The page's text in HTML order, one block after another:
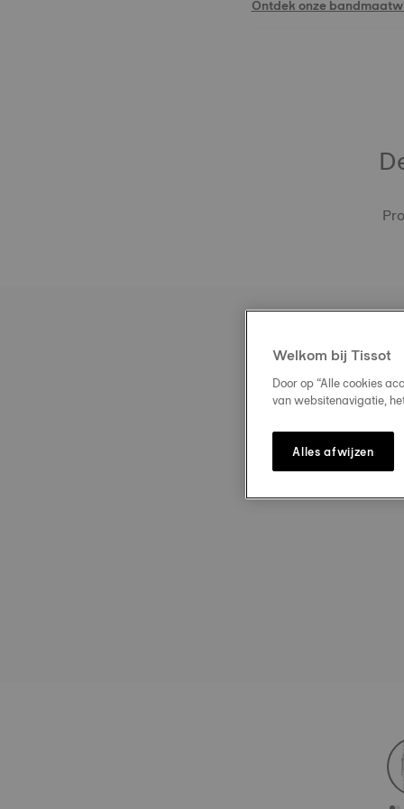
Ontdek onze
Welkom bij Tissot
Door op “Alle cookies
van websitenavigatie,
Alles afwijzen